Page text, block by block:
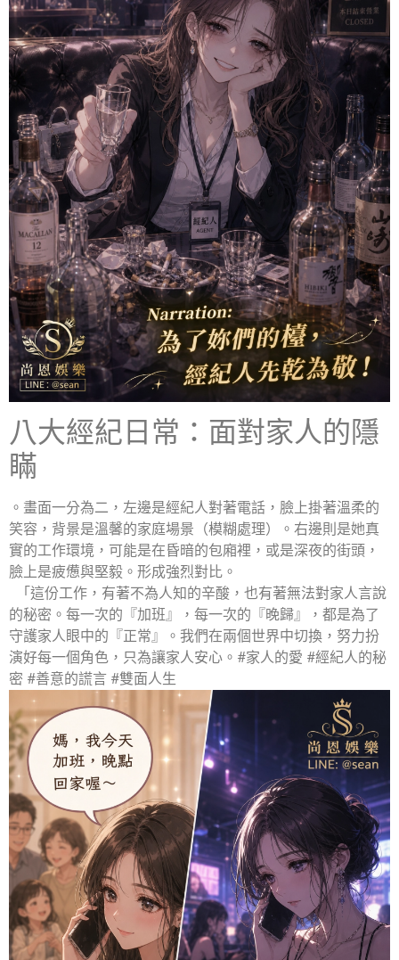
八大經紀日常：面對家人的隱
瞞
。畫面一分為二，左邊是經紀人對著電話，臉上掛著溫柔的
笑容，背景是溫馨的家庭場景（模糊處理）。右邊則是她真
實的工作環境，可能是在昏暗的包廂裡，或是深夜的街頭，
臉上是疲憊與堅毅。形成強烈對比。
「這份工作，有著不為人知的辛酸，也有著無法對家人言說
的秘密。每一次的『加班』，每一次的『晚歸』，都是為了
守護家人眼中的『正常』。我們在兩個世界中切換，努力扮
演好每一個角色，只為讓家人安心。#家人的愛 #經紀人的秘
密 #善意的謊言 #雙面人生